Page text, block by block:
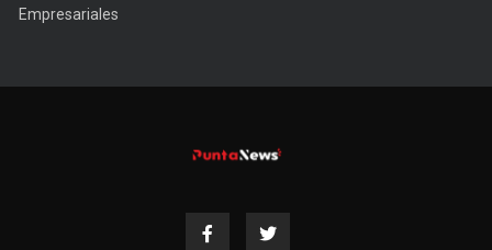
Empresariales